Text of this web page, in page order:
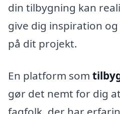
din tilbygning kan
give dig inspiration
på dit projekt.
En platform som
gør det nemt for dig